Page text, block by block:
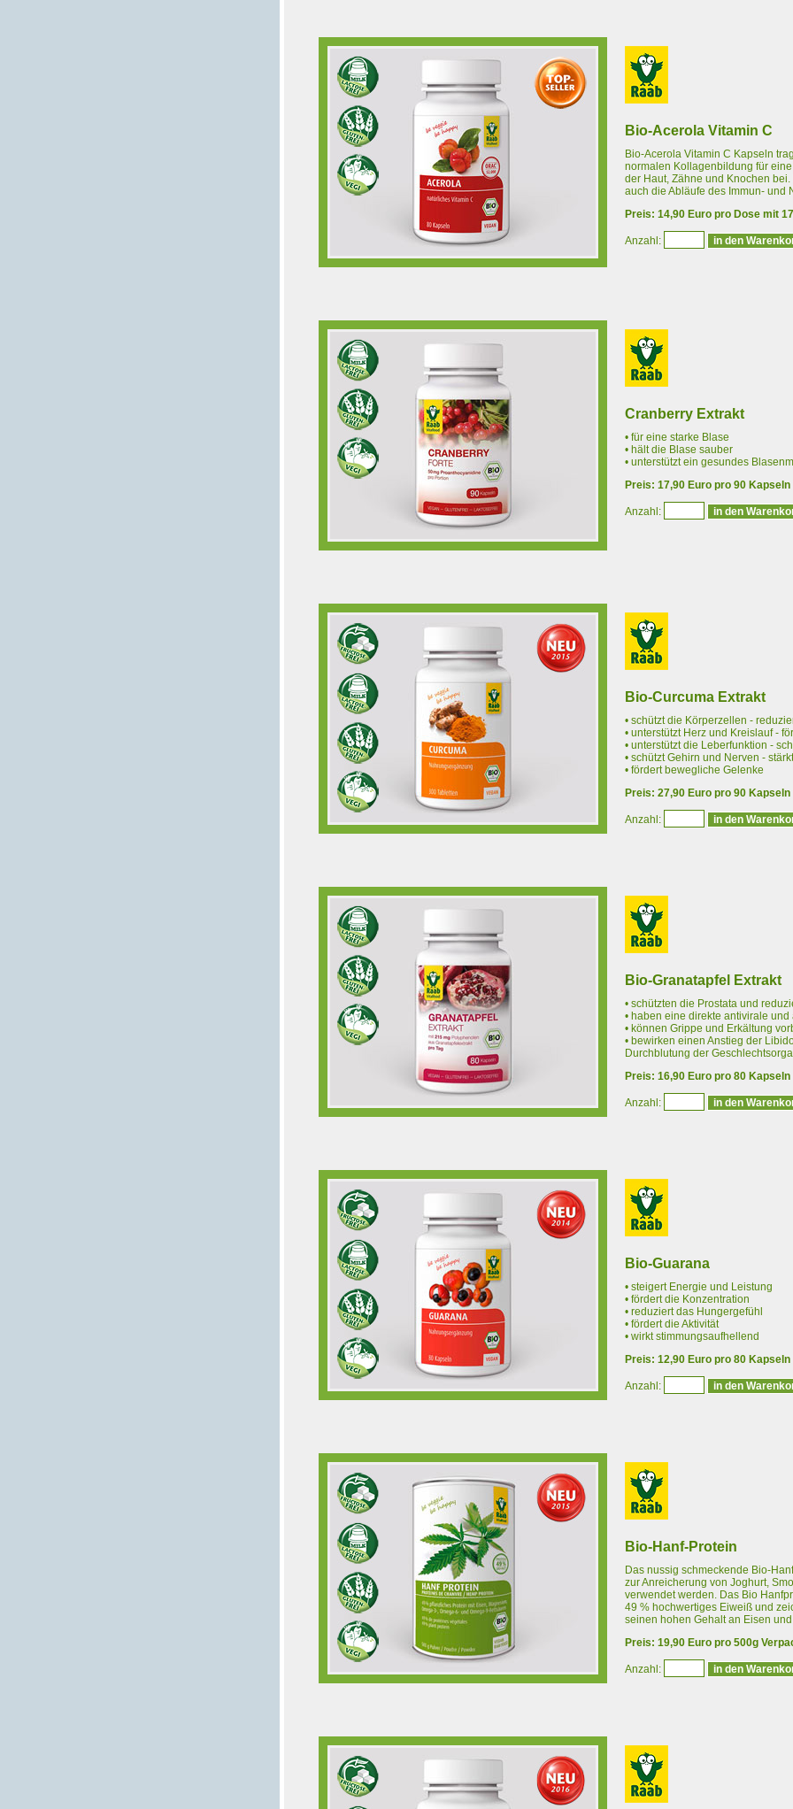
Bio-Acerola Vitamin C
Bio-Acerola Vitamin C Kapseln
normalen Kollagenbildung für
der Haut, Zähne und Knochen bei.
auch die Abläufe des Immun- und
Preis: 14,90 Euro pro Dose mit
Anzahl:
Cranberry Extrakt
• für eine starke Blase
• hält die Blase sauber
• unterstützt ein gesundes
Preis: 17,90 Euro pro 90 Kapseln
Anzahl:
Bio-Curcuma Extrakt
• schützt die Körperzellen -
• unterstützt Herz und Kreislauf -
• unterstützt die Leberfunktion -
• schützt Gehirn und Nerven -
• fördert bewegliche Gelenke
Preis: 27,90 Euro pro 90 Kapseln
Anzahl:
Bio-Granatapfel Extrakt
• schützten die Prostata und
• haben eine direkte antivirale
• können Grippe und Erkältung
• bewirken einen Anstieg der
Durchblutung der
Preis: 16,90 Euro pro 80 Kapseln
Anzahl:
Bio-Guarana
• steigert Energie und Leistung
• fördert die Konzentration
• reduziert das Hungergefühl
• fördert die Aktivität
• wirkt stimmungsaufhellend
Preis: 12,90 Euro pro 80 Kapseln
Anzahl:
Bio-Hanf-Protein
Das nussig schmeckende Bio-
zur Anreicherung von Joghurt,
verwendet werden. Das Bio
49 % hochwertiges Eiweiß und
seinen hohen Gehalt an Eisen
Preis: 19,90 Euro pro 500g
Anzahl: